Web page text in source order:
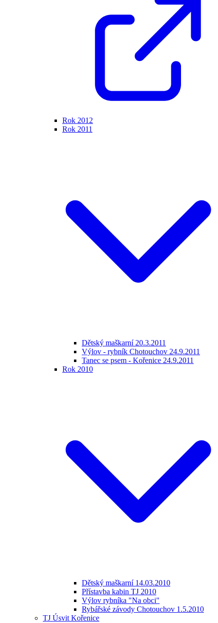
Rok 2012
Rok 2011
Dětský maškarní 20.3.2011
Výlov - rybník Chotouchov 24.9.2011
Tanec se psem - Kořenice 24.9.2011
Rok 2010
Dětský maškarní 14.03.2010
Přístavba kabin TJ 2010
Výlov rybníka "Na obci"
Rybářské závody Chotouchov 1.5.2010
TJ Úsvit Kořenice